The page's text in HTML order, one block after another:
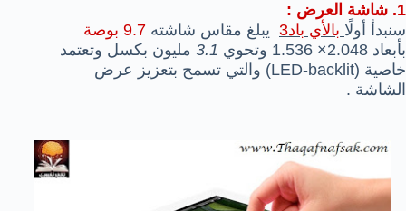
1. شاشة العرض :
سنبدأ أولًا بالأي باد3 يبلغ مقاس شاشته 9.7 بوصة
بأبعاد 2.048× 1.536 وتحوي
3.1 مليون بكسل وتعتمد
خاصية (LED-backlit) والتي تسمح بتعزيز عرض
الشاشة .